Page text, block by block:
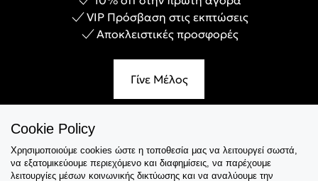
VIP Πρόσβαση στις εκπτώσεις
Αποκλειστικές προσφορές
Γίνε Μέλος
Εξυπηρέτηση
Cookie Policy
Χρησιμοποιούμε cookies ώστε η τοποθεσία μας να λειτουργεί σωστά,
να εξατομικεύουμε περιεχόμενο και διαφημίσεις, να παρέχουμε
λειτουργίες μέσων κοινωνικής δικτύωσης και να αναλύουμε την